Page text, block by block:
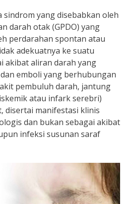
yang disebabkan oleh
darah otak (GPDO) yang
perdarahan spontan atau
adekuatnya ke suatu
akibat aliran darah yang
emboli yang berhubungan
pembuluh darah, jantung
atau infark serebri)
disertai manifestasi klinis
dan bukan sebagai akibat
infeksi susunan saraf